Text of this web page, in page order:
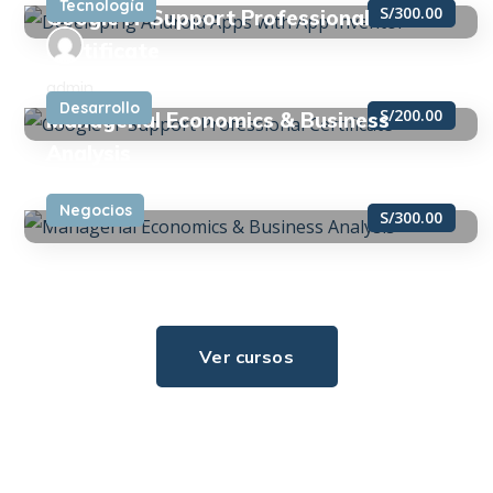
Tecnología
0 S/300.00
Desarrollo
Google IT Support Professional
Certificate
0 S/200.00
Negocios
admin
Managerial Economics & Business
0 S/300.00
Ver cursos